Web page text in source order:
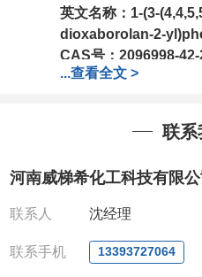
英文名称： 1-(3-
dioxaborolan-2-
CAS号： 2096998-42-
分子式：C16H18BNO4
1Mg ;
;1g;2.5g ;5g ;10g可根
作中有用到的试剂,欢
全额退款 并承担所有
:0371-63377391/
QQ:3930072831
:13393727064
...查看全文 >
联系
河南威梯希化工科技有限公
联系人 沈经理
联系手机 13393727064